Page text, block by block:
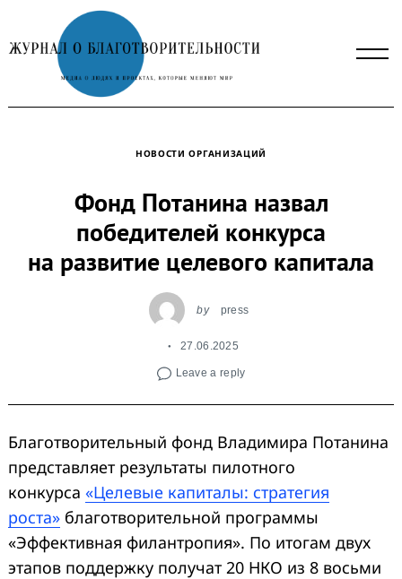
to
content
НОВОСТИ ОРГАНИЗАЦИЙ
Фонд Потанина назвал
победителей конкурса
на развитие целевого капитала
by press
27.06.2025
Leave a reply
Благотворительный фонд Владимира Потанина
представляет результаты пилотного
конкурса «Целевые капиталы: стратегия
роста» благотворительной программы
«Эффективная филантропия». По итогам двух
этапов поддержку получат 20 НКО из 8 восьми